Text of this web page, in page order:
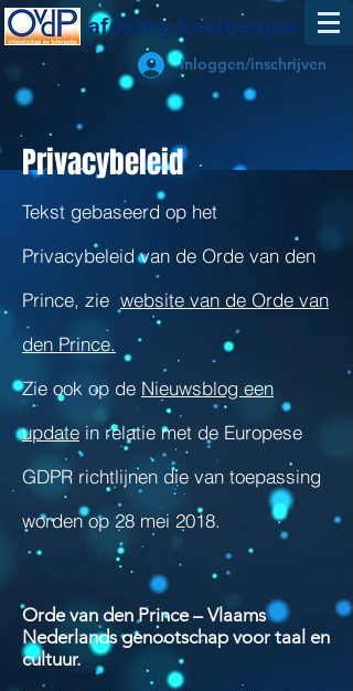
afdeling Keerbergen
Inloggen/inschrijven
Privacybeleid
Tekst gebaseerd op het
Privacybeleid van de Orde van den
Prince, zie website van de Orde van
den Prince.
Zie ook op de Nieuwsblog een
update in relatie met de Europese
GDPR richtlijnen die van toepassing
worden op 28 mei 2018.
Orde van den Prince – Vlaams
Nederlands genootschap voor taal en
cultuur.